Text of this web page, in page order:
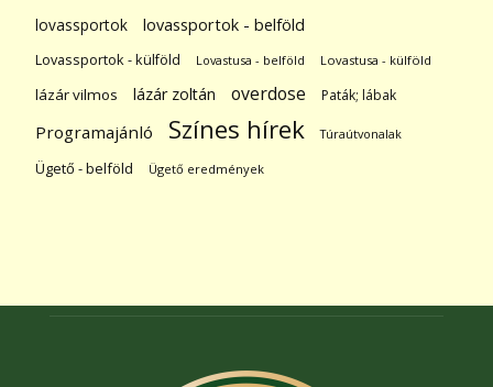
lovassportok lovassportok - belföld
Lovassportok - külföld Lovastusa - belföld Lovastusa - külföld
lázár vilmos lázár zoltán overdose Paták; lábak
Programajánló Színes hírek Túraútvonalak
Ügető - belföld Ügető eredmények